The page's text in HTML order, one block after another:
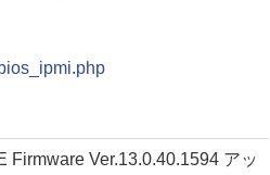
Firmware Ver.13.0.40.1594 アッ